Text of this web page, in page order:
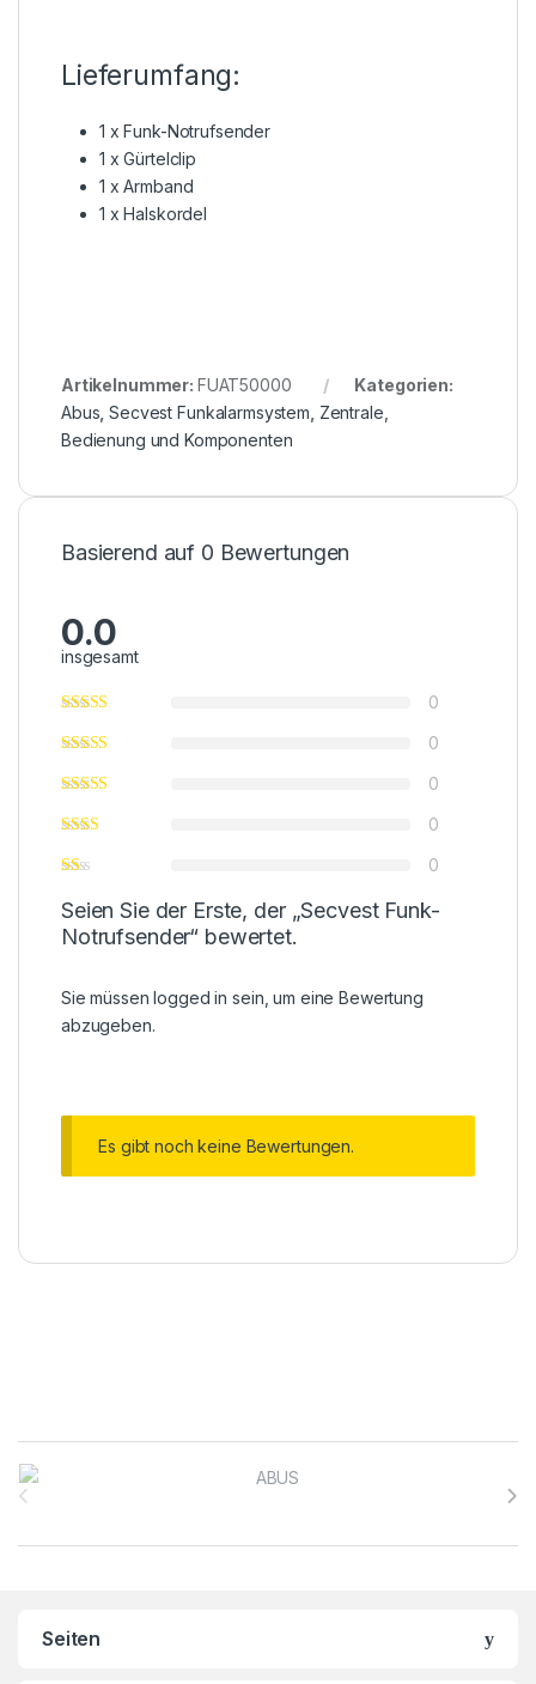
Lieferumfang:
1 x Funk-Notrufsender
1 x Gürtelclip
1 x Armband
1 x Halskordel
Artikelnummer: FUAT50000
Kategorien:
Abus ,Secvest Funkalarmsystem Zentrale,
Bedienung und Komponenten
Basierend auf 0 Bewertungen
0.0
insgesamt
0
0
0
0
0
Seien Sie der Erste, der „Secvest Funk-
Notrufsender“ bewertet.
Sie müssenlogged in sein, um eine Bewertung
abzugeben.
Es gibt noch keine Bewertungen.
Brands Carousel
Seiten